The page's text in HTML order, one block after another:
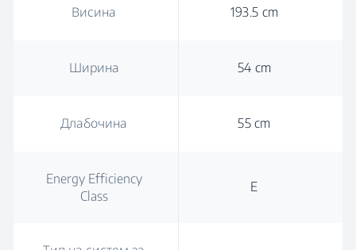
Висина 193.5 cm
Ширина 54 cm
Длабочина 55 cm
Energy Efficiency
Class
E